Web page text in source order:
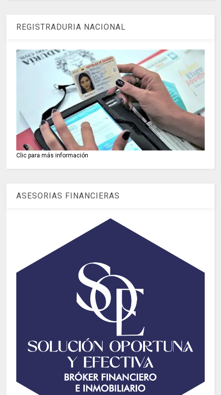
REGISTRADURIA NACIONAL
Clic para más información
ASESORIAS FINANCIERAS